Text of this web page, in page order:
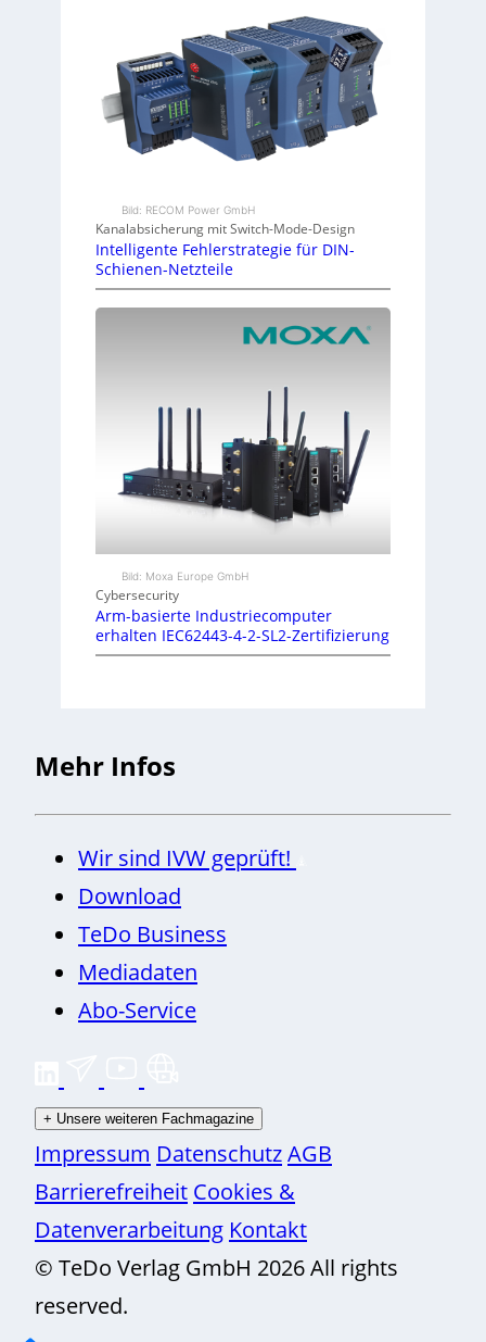
Bild: RECOM Power GmbH
Kanalabsicherung mit Switch-Mode-Design
Intelligente Fehlerstrategie für DIN-
Schienen-Netzteile
Bild: Moxa Europe GmbH
Cybersecurity
Arm-basierte Industriecomputer
erhalten IEC62443-4-2-SL2-Zertifizierung
Mehr Infos
Wir sind IVW geprüft!
Download
TeDo Business
Mediadaten
Abo-Service
+ Unsere weiteren Fachmagazine
Impressum DatenschutzAGB
Barrierefreiheit Cookies &
Datenverarbeitung Kontakt
© TeDo Verlag GmbH 2026 All rights
reserved.